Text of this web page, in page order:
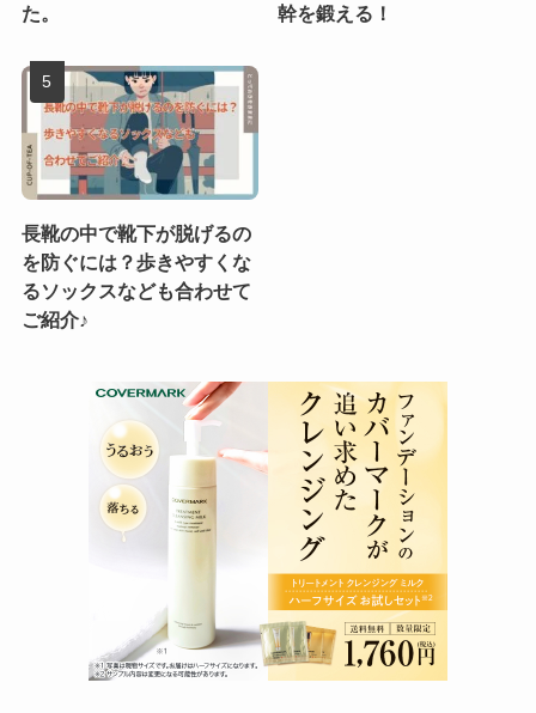
た。
幹を鍛える！
長靴の中で靴下が脱げるの
を防ぐには？歩きやすくな
るソックスなども合わせて
ご紹介♪